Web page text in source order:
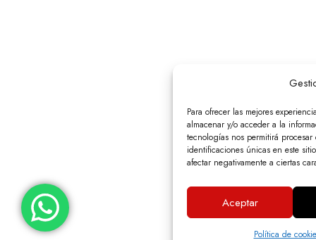
Para ofrecer las mejores
almacenar y/o acceder a la
tecnologías nos permitirá
identificaciones únicas en este
afectar negativamente a ciertas
Aceptar
Política de